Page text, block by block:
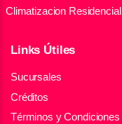
Climatizacion Residencial
Links Útiles
Sucursales
Créditos
Términos y Condiciones